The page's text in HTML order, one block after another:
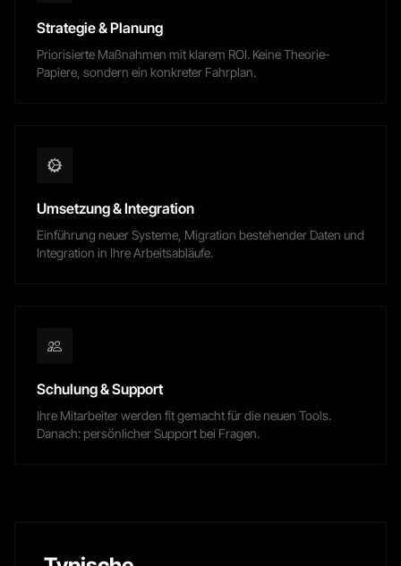
Strategie & Planung
Priorisierte Maßnahmen mit klarem ROI. Keine Theorie-
Papiere, sondern ein konkreter Fahrplan.
Umsetzung & Integration
Einführung neuer Systeme, Migration bestehender Daten und
Integration in Ihre Arbeitsabläufe.
Schulung & Support
Ihre Mitarbeiter werden fit gemacht für die neuen Tools.
Danach: persönlicher Support bei Fragen.